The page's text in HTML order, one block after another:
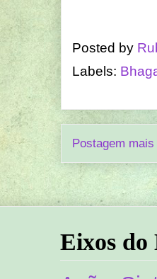
Posted by
Labels:
Postagem
Eixos do